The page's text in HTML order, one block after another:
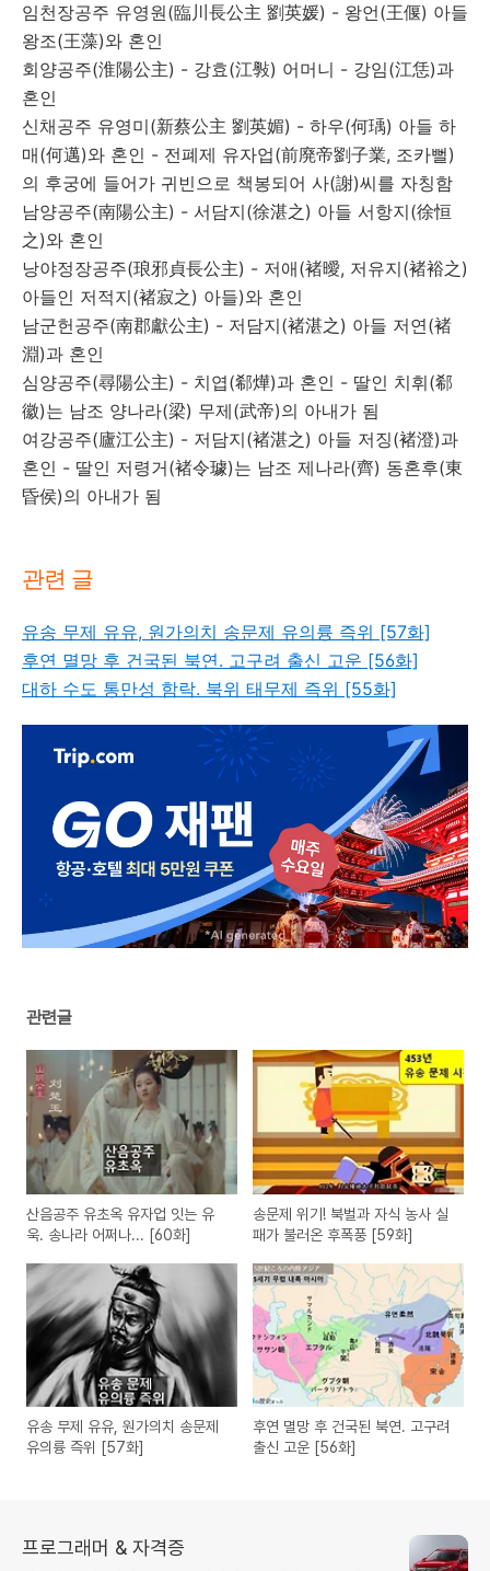
임천장공주 유영원(臨川長公主 劉英媛) - 왕언(王偃) 아들
왕조(王藻)와 혼인
회양공주(淮陽公主) - 강효(江斅) 어머니 - 강임(江恁)과
혼인
신채공주 유영미(新蔡公主 劉英媚) - 하우(何瑀) 아들 하
매(何邁)와 혼인 - 전폐제 유자업(前廃帝劉子業, 조카뻘)
의 후궁에 들어가 귀빈으로 책봉되어 사(謝)씨를 자칭함
남양공주(南陽公主) - 서담지(徐湛之) 아들 서항지(徐恒
之)와 혼인
낭야정장공주(琅邪貞長公主) - 저애(褚曖, 저유지(褚裕之)
아들인 저적지(褚寂之) 아들)와 혼인
남군헌공주(南郡獻公主) - 저담지(褚湛之) 아들 저연(褚
淵)과 혼인
심양공주(尋陽公主) - 치엽(郗燁)과 혼인 - 딸인 치휘(郗
徽)는 남조 양나라(梁) 무제(武帝)의 아내가 됨
여강공주(廬江公主) - 저담지(褚湛之) 아들 저징(褚澄)과
혼인 - 딸인 저령거(褚令璩)는 남조 제나라(齊) 동혼후(東
昏侯)의 아내가 됨
관련 글
유송 무제 유유, 원가의치 송문제 유의륭 즉위 [57화]
후연 멸망 후 건국된 북연. 고구려 출신 고운 [56화]
대하 수도 통만성 함락. 북위 태무제 즉위 [55화]
관련글
산음공주 유초옥 유자업 잇는 유
욱. 송나라 어쩌나... [60화]
송문제 위기! 북벌과 자식 농사 실
패가 불러온 후폭풍 [59화]
유송 무제 유유, 원가의치 송문제
유의륭 즉위 [57화]
후연 멸망 후 건국된 북연. 고구려
출신 고운 [56화]
프로그래머 & 자격증